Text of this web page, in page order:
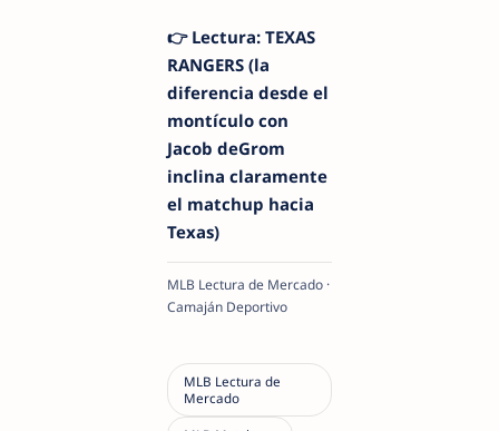
👉 Lectura: TEXAS
RANGERS (la
diferencia desde el
montículo con
Jacob deGrom
inclina claramente
el matchup hacia
Texas)
MLB Lectura de Mercado ·
Camaján Deportivo